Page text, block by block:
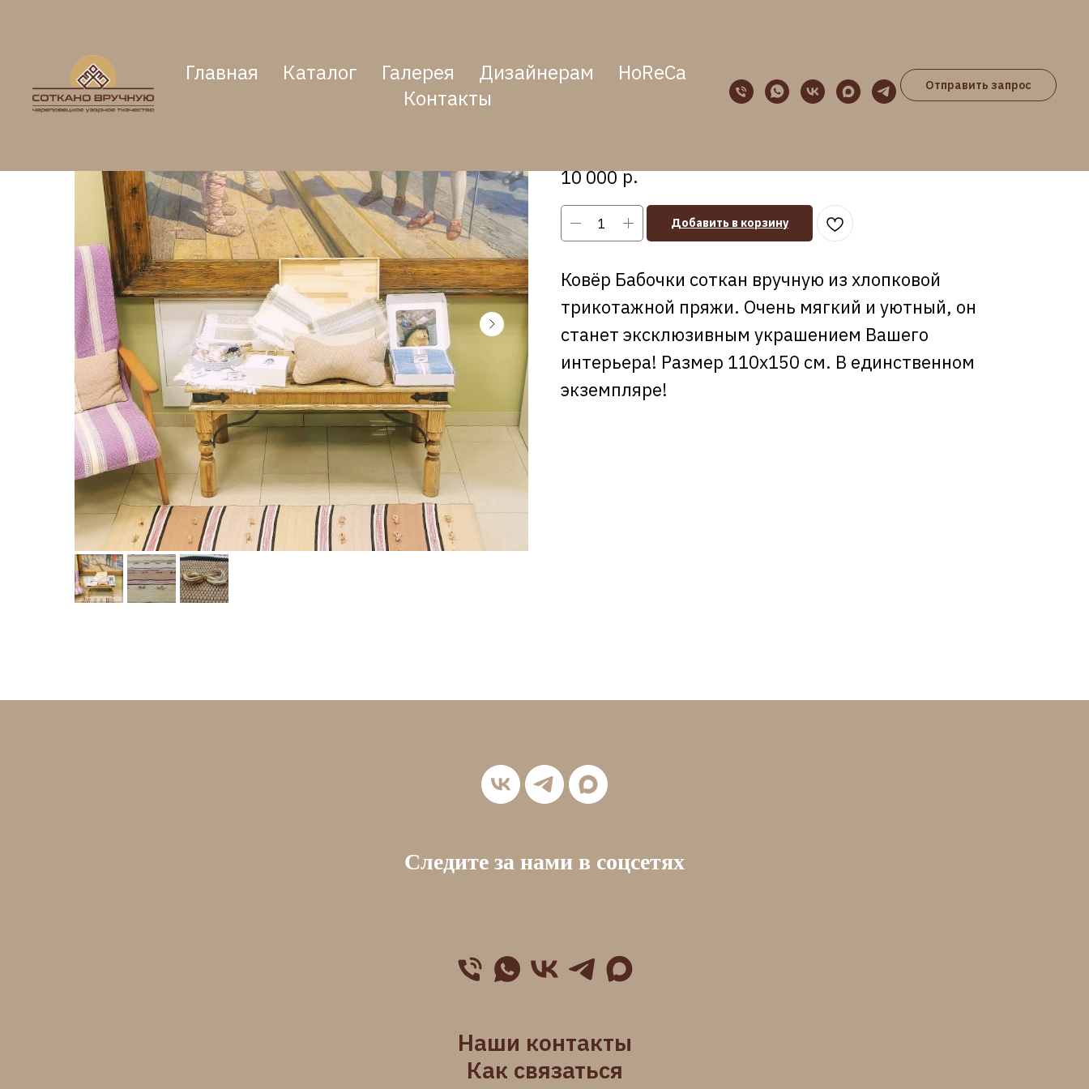
Главная Каталог Галерея Дизайнерам
HoReCa
Контакты
Отправить запрос
10 000 р.
Добавить в корзину
Ковёр Бабочки соткан вручную из хлопковой
трикотажной пряжи. Очень мягкий и уютный, он
станет эксклюзивным украшением Вашего
интерьера! Размер 110х150 см. В единственном
экземпляре!
Следите за нами в соцсетях
Наши контакты
Как связаться